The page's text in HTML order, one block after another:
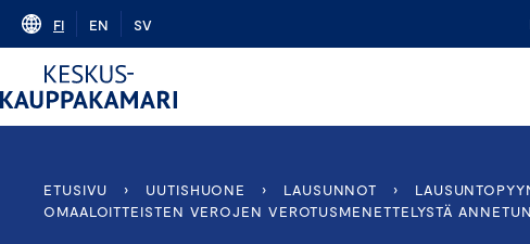
Skip
content
FI EN SV
ETUSIVU › UUTISHUONE › LAUSUNNOT ›
OMAALOITTEISTEN VEROJEN VEROTUSMENETTELYSTÄ